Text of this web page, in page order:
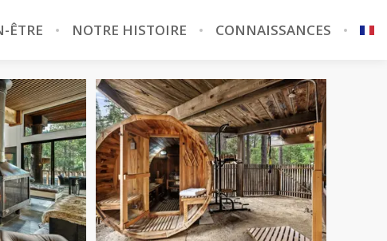
ÊTRE NOTRE HISTOIRE CONNAISSANCES